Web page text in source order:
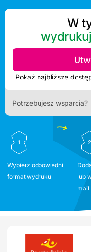
W
Potrzebujesz wsparcia?
1
Wybierz odpowiedni
format wydruku
2
lub
mail